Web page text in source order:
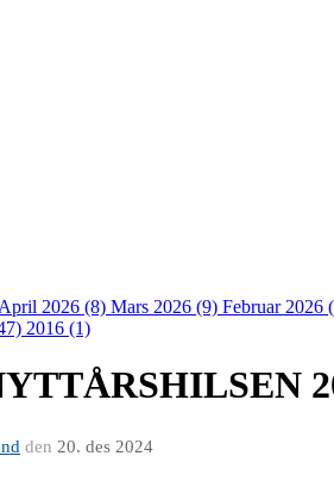
April 2026 (8) Mars 2026 (9) Februar 2026
2016 (1)
den 20. des 2024